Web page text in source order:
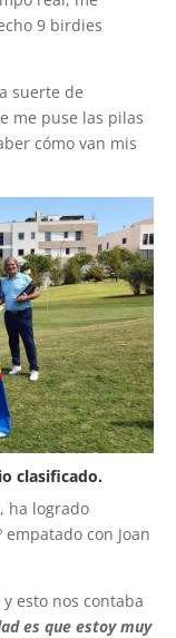
9 birdies
suerte de
me puse las pilas
cómo van mis
clasificado.
ha logrado
con Joan
esto nos contaba
es que estoy muy